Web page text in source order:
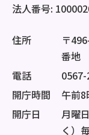
法人番号:
住所
〒
番地
電話
0567-
開庁時間
午前
開庁日
月曜
く）